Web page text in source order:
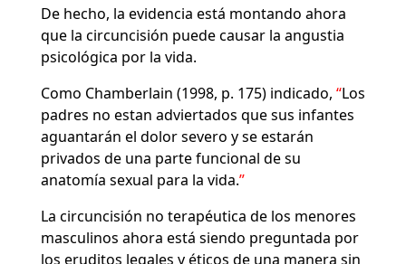
De hecho, la evidencia está montando ahora
que la circuncisión puede causar la angustia
psicológica por la vida.
Como Chamberlain (1998, p. 175) indicado, Los
padres no estan adviertados que sus infantes
aguantarán el dolor severo y se estarán
privados de una parte funcional de su
anatomía sexual para la vida.
La circuncisión no terapéutica de los menores
masculinos ahora está siendo preguntada por
los eruditos legales y éticos de una manera sin